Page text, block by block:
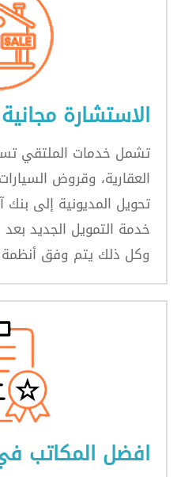
الاستشارة
تشمل خدمات الملتقي
العقارية، وقروض
تحويل المديونية إلى بنك
خدمة التمويل الجديد
وكل ذلك يتم وفق
افضل المكاتب